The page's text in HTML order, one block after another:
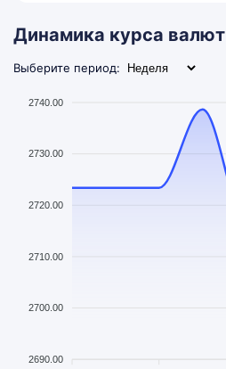
Динамика курса валют
Выберите период:
2740.00
2730.00
2720.00
2710.00
2700.00
2690.00